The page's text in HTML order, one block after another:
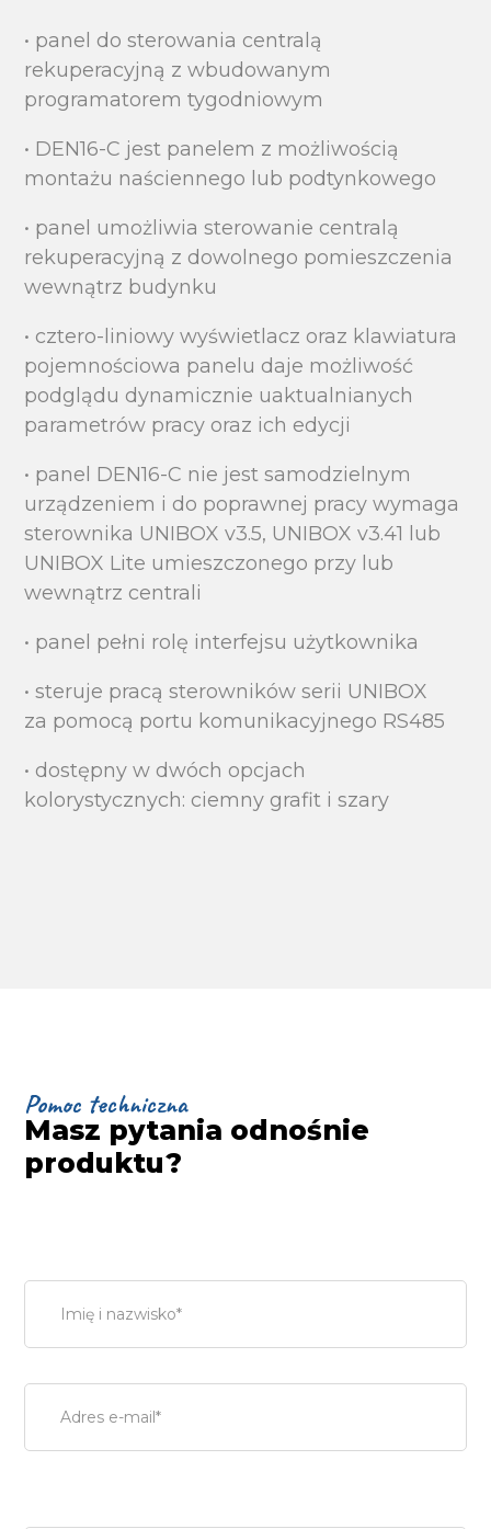
• panel do sterowania centralą
rekuperacyjną z wbudowanym
programatorem tygodniowym
• DEN16-C jest panelem z możliwością
montażu naściennego lub podtynkowego
• panel umożliwia sterowanie centralą
rekuperacyjną z dowolnego pomieszczenia
wewnątrz budynku
• cztero-liniowy wyświetlacz oraz klawiatura
pojemnościowa panelu daje możliwość
podglądu dynamicznie uaktualnianych
parametrów pracy oraz ich edycji
• panel DEN16-C nie jest samodzielnym
urządzeniem i do poprawnej pracy wymaga
sterownika UNIBOX v3.5, UNIBOX v3.41 lub
UNIBOX Lite umieszczonego przy lub
wewnątrz centrali
• panel pełni rolę interfejsu użytkownika
• steruje pracą sterowników serii UNIBOX
za pomocą portu komunikacyjnego RS485
• dostępny w dwóch opcjach
kolorystycznych: ciemny grafit i szary
Pomoc techniczna
Masz pytania odnośnie
produktu?